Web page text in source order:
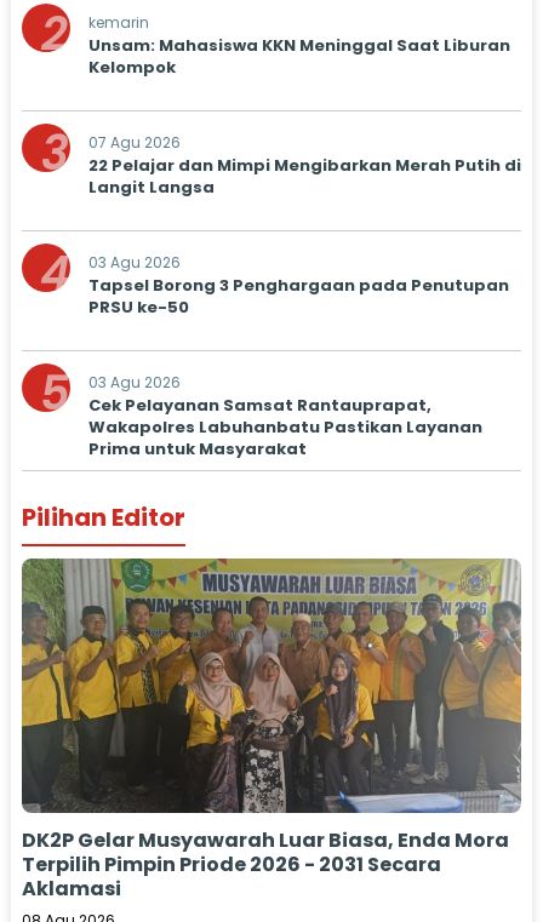
2 kemarin
Unsam: Mahasiswa KKN Meninggal Saat Liburan
Kelompok
3 07 Agu 2026
22 Pelajar dan Mimpi Mengibarkan Merah Putih di
Langit Langsa
4 03 Agu 2026
Tapsel Borong 3 Penghargaan pada Penutupan
PRSU ke-50
5 03 Agu 2026
Cek Pelayanan Samsat Rantauprapat,
Wakapolres Labuhanbatu Pastikan Layanan
Prima untuk Masyarakat
Pilihan Editor
DK2P Gelar Musyawarah Luar Biasa, Enda Mora
Terpilih Pimpin Priode 2026 - 2031 Secara
Aklamasi